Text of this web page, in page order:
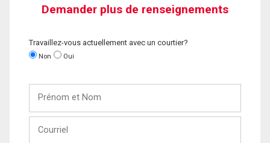
Demander plus de renseignements
Travaillez-vous actuellement avec un courtier?
Non Oui
Nom